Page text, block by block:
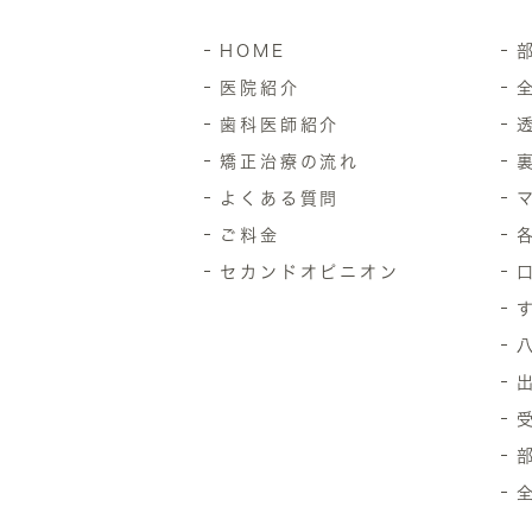
HOME
医院紹介
歯科医師紹介
矯正治療の流れ
よくある質問
ご料金
セカンドオピニオン